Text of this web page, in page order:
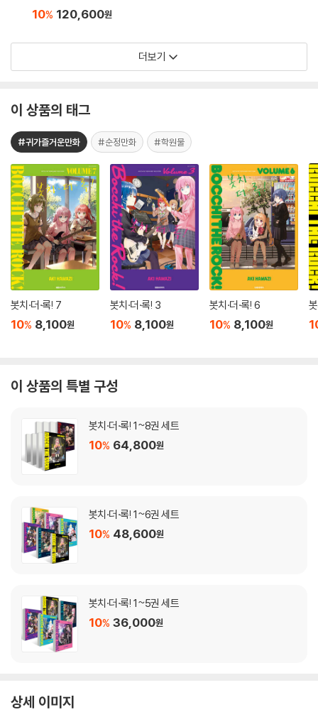
10% 120,600원
더보기
이 상품의 태그
#귀가즐거운만화 #순정만화 #학원물
봇치·더·록! 7
10% 8,100원
봇치·더·록! 3
10% 8,100원
봇치·더·록! 6
10% 8,100원
이 상품의 특별 구성
봇치·더·록! 1~8권 세트
10% 64,800원
봇치·더·록! 1~6권 세트
10% 48,600원
봇치·더·록! 1~5권 세트
10% 36,000원
상세 이미지